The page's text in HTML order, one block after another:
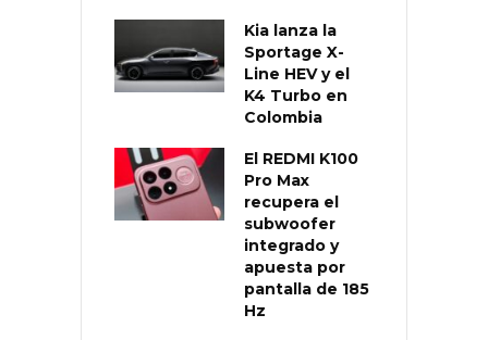
Kia lanza la
Sportage X-
Line HEV y el
K4 Turbo en
Colombia
El REDMI K100
Pro Max
recupera el
subwoofer
integrado y
apuesta por
pantalla de 185
Hz